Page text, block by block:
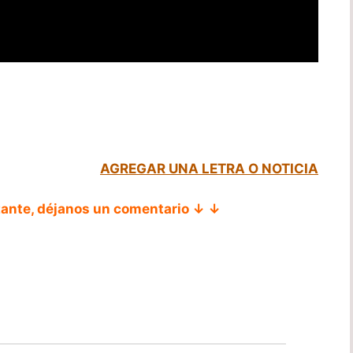
AGREGAR UNA LETRA O NOTICIA
déjanos un comentario ↓ ↓